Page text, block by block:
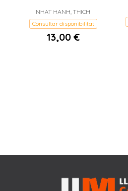
NHAT HANH, THICH
Consultar disponibilitat
13,00 €